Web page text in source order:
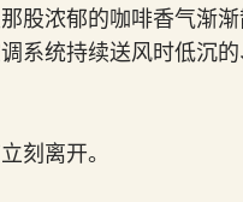
股浓郁的咖啡香气渐
系统持续送风时低沉
刻离开。